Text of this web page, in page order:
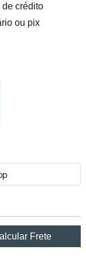
de crédito
ou pix